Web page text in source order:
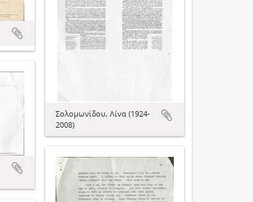
Σολομωνίδου, Λίνα (1924-
2008)